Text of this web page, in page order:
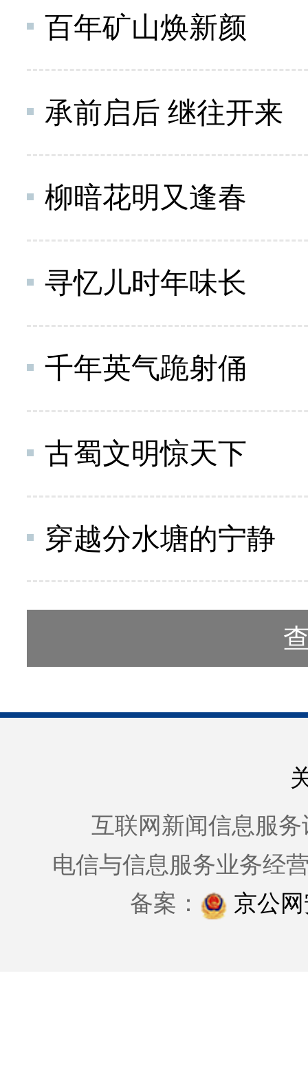
百年矿山焕新颜
承前启后 继往开来
柳暗花明又逢春
寻忆儿时年味长
千年英气跪射俑
古蜀文明惊天下
穿越分水塘的宁静
互联网新闻信息服务
电信与信息服务业务经
备案：
京公网